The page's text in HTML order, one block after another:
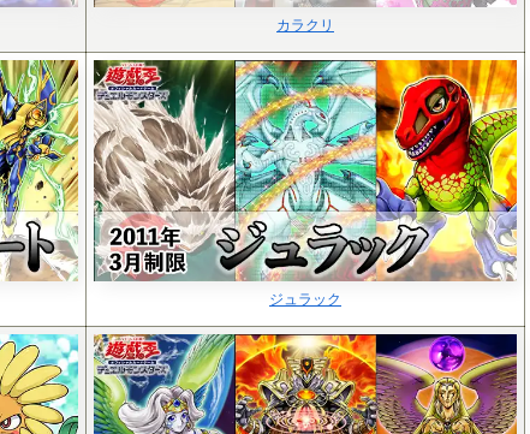
カラクリ
ジュラック